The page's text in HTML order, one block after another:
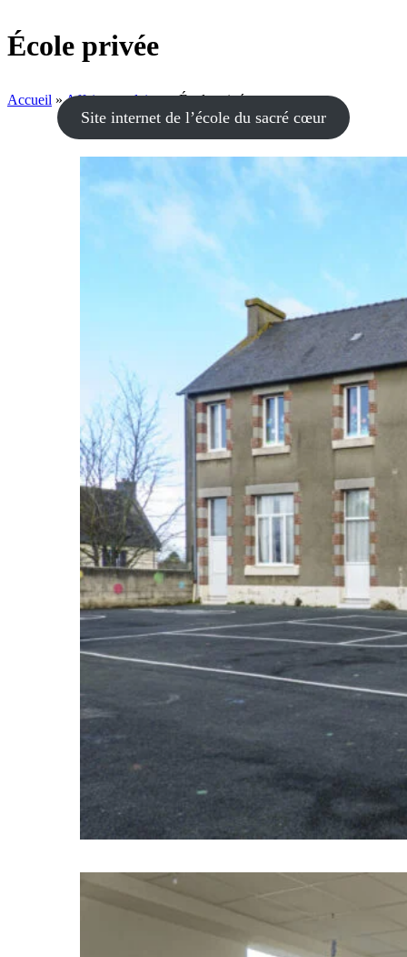
École privée
Accueil »Affaires scolaires»École privée
Site internet de l’école du sacré cœur